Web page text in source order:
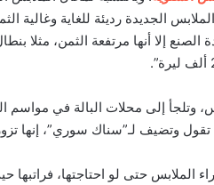
الجديدة رديئة للغاية وغالية
الملابس، وتلجأ إلى محلات البالة
تقول وتضيف لـ”سناك سوري”، إنها
الملابس حتى لو احتاجتها،